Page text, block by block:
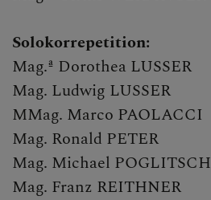
Solokorrepetition:
Mag.ª Dorothea LUSSER
Mag. Ludwig LUSSER
MMag. Marco PAOLACCI
Mag. Ronald PETER
Mag. Michael POGLITSCH
Mag. Franz REITHNER